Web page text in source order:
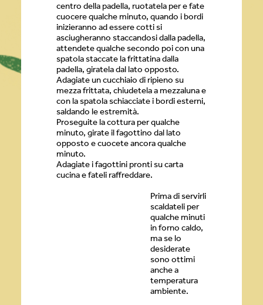
centro della padella, ruotatela per e fate
cuocere qualche minuto, quando i bordi
inizieranno ad essere cotti si
asciugheranno staccandosi dalla padella,
attendete qualche secondo poi con una
spatola staccate la frittatina dalla
padella, giratela dal lato opposto.
Adagiate un cucchiaio di ripieno su
mezza frittata, chiudetela a mezzaluna e
con la spatola schiacciate i bordi esterni,
saldando le estremità.
Proseguite la cottura per qualche
minuto, girate il fagottino dal lato
opposto e cuocete ancora qualche
minuto.
Adagiate i fagottini pronti su carta
cucina e fateli raffreddare.
Prima di servirli
scaldateli per
qualche minuti
in forno caldo,
ma se lo
desiderate
sono ottimi
anche a
temperatura
ambiente.